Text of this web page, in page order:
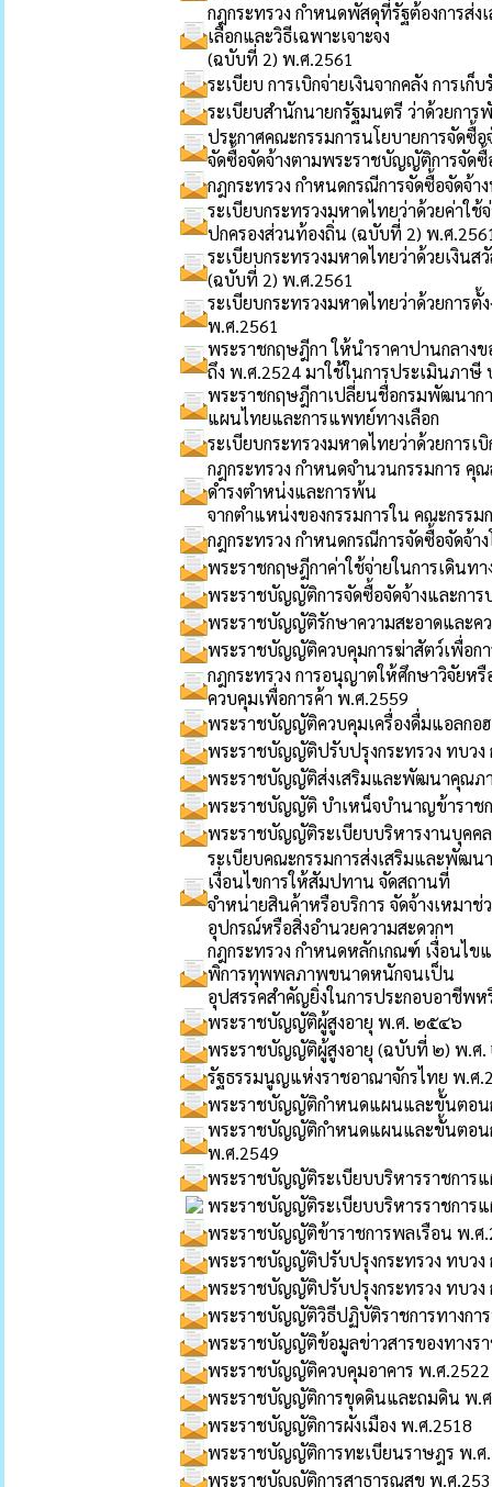
กฎกระทรวง กำหนดพัสดุที่รัฐต้องการส่
เลือกและวิธีเฉพาะเจาะจง
(ฉบับที่ 2) พ.ศ.2561
ระเบียบ การเบิกจ่ายเงินจากคลัง การเ
ระเบียบสำนักนายกรัฐมนตรี ว่าด้วยก
ประกาศคณะกรรมการนโยบายการจัดซื้
จัดซื้อจัดจ้างตามพระราชบัญญัติการจัด
กฎกระทรวง กำหนดกรณีการจัดซื้อจัดจ้า
ระเบียบกระทรวงมหาดไทยว่าด้วยค่าใ
ปกครองส่วนท้องถิ่น (ฉบับที่ 2) พ.ศ
ระเบียบกระทรวงมหาดไทยว่าด้วยเงิน
(ฉบับที่ 2) พ.ศ.2561
ระเบียบกระทรวงมหาดไทยว่าด้วยการ
พ.ศ.2561
พระราชกฤษฎีกา ให้นำราคาปานกลาง
ถึง พ.ศ.2524 มาใช้ในการประเมินภา
พระราชกฤษฎีกาเปลี่ยนชื่อกรมพัฒนา
แผนไทยและการแพทย์ทางเลือก
ระเบียบกระทรวงมหาดไทยว่าด้วยการ
กฎกระทรวง กำหนดจำนวนกรรมการ คุ
ดำรงตำหน่งและการพ้น
จากตำแหน่งของกรรมการใน คณะกรร
กฎกระทรวง กำหนดกรณีการจัดซื้อจัดจ้า
พระราชกฤษฎีกาค่าใช้จ่ายในการเดินท
พระราชบัญญัติการจัดซื้อจัดจ้างและกา
พระราชบัญญัติรักษาความสะอาดและค
พระราชบัญญัติควบคุมการฆ่าสัตว์เพื่อก
กฎกระทรวง การอนุญาตให้ศึกษาวิจัย
ควบคุมเพื่อการค้า พ.ศ.2559
พระราชบัญญัติควบคุมเครื่องดื่มแอลกอ
พระราชบัญญัติปรับปรุงกระทรวง ทบว
พระราชบัญญัติส่งเสริมและพัฒนาคุณภ
พระราชบัญญัติ บำเหน็จบำนาญข้าราช
พระราชบัญญัติระเบียบบริหารงานบุค
ระเบียบคณะกรรมการส่งเสริมและพัฒ
เงื่อนไขการให้สัมปทาน จัดสถานที่
จำหน่ายสินค้าหรือบริการ จัดจ้างเหมา
อุปกรณ์หรือสิ่งอำนวยความสะดวกฯ
กฎกระทรวง กำหนดหลักเกณฑ์ เงื่อนไข
พิการทุพพลภาพขนาดหนักจนเป็น
อุปสรรคสำคัญยิ่งในการประกอบอาชีพ
พระราชบัญญัติผู้สูงอายุ พ.ศ. ๒๕๔๖
พระราชบัญญัติผู้สูงอายุ (ฉบับที่ ๒) พ.ศ
รัฐธรรมนูญแห่งราชอาณาจักรไทย พ.ศ
พระราชบัญญัติกำหนดแผนและขั้นตอน
พระราชบัญญัติกำหนดแผนและขั้นตอน
พ.ศ.2549
พระราชบัญญัติระเบียบบริหารราชการ
พระราชบัญญัติระเบียบบริหารราชกา
พระราชบัญญัติข้าราชการพลเรือน พ.ศ
พระราชบัญญัติปรับปรุงกระทรวง ทบวง
พระราชบัญญัติปรับปรุงกระทรวง ทบว
พระราชบัญญัติวิธีปฏิบัติราชการทางกา
พระราชบัญญัติข้อมูลข่าวสารของทางร
พระราชบัญญัติควบคุมอาคาร พ.ศ.2522
พระราชบัญญัติการขุดดินและถมดิน พ.
พระราชบัญญัติการผังเมือง พ.ศ.2518
พระราชบัญญัติการทะเบียนราษฎร พ.ศ
พระราชบัญญัติการสาธารณสุข พ.ศ